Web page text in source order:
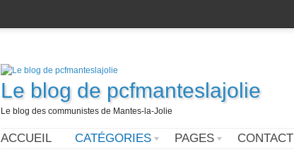
Le blog de pcfmanteslajolie
Le blog des communistes de Mantes-la-Jolie
ACCUEIL CATÉGORIES PAGES CONTACT